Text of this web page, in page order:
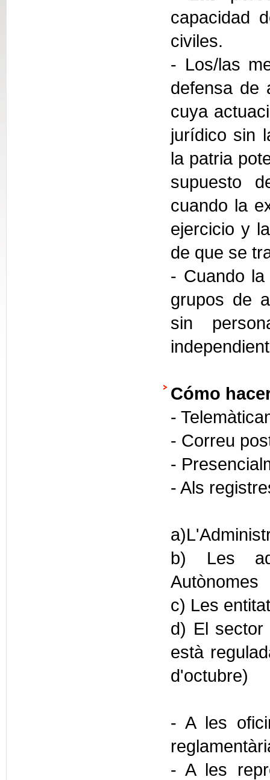
capacidad
civiles.
- Los/las
defensa de
cuya
jurídico sin
la patria
supuesto
cuando la
ejercicio y
de que se
- Cuando
grupos de
sin
Cómo
-
- Correu
-
- Als
b) Les
Autònomes
c) Les
d) El sector
està
d'octubre)
- A les
- A les